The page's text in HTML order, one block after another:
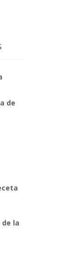
de
de la